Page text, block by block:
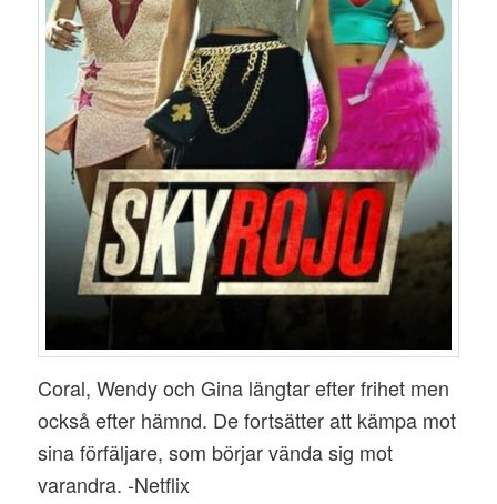
Coral, Wendy och Gina längtar efter frihet men
också efter hämnd. De fortsätter att kämpa mot
sina förfäljare, som börjar vända sig mot
varandra. -Netflix